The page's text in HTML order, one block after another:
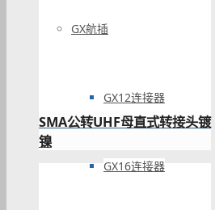
GX航插
GX12连接器
GX16连接器
SMA公转UHF母直式转接头镀
镍